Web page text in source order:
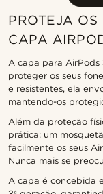
PROTEJA OS
CAPA
A capa para AirPods
proteger os seus
e resistentes, ela
mantendo-os
Além da proteção
prática: um
facilmente os seus
Nunca mais se
A capa é concebida